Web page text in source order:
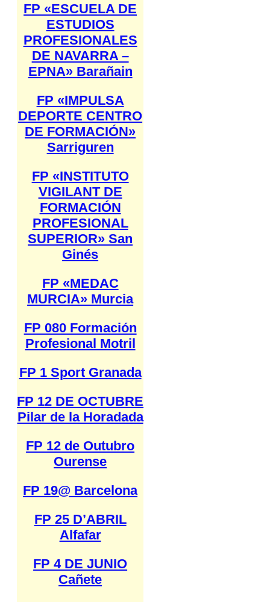
FP «ESCUELA DE
ESTUDIOS
PROFESIONALES
DE NAVARRA –
EPNA» Barañain
FP «IMPULSA
DEPORTE CENTRO
DE FORMACIÓN»
Sarriguren
FP «INSTITUTO
VIGILANT DE
FORMACIÓN
PROFESIONAL
SUPERIOR» San
Ginés
FP «MEDAC
MURCIA» Murcia
FP 080 Formación
Profesional Motril
FP 1 Sport Granada
FP 12 DE OCTUBRE
Pilar de la Horadada
FP 12 de Outubro
Ourense
FP 19@ Barcelona
FP 25 D’ABRIL
Alfafar
FP 4 DE JUNIO
Cañete